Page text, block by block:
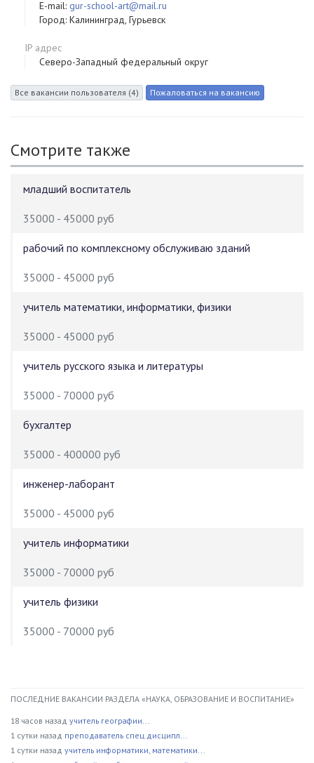
E-mail: gur-school-art@mail.ru
Город: Калининград, Гурьевск
IP адрес
Северо-Западный федеральный округ
Смотрите также
младший воспитатель
35000 - 45000 руб
рабочий по комплексному обслуживаю зданий
35000 - 45000 руб
учитель математики, информатики, физики
35000 - 45000 руб
учитель русского языка и литературы
35000 - 70000 руб
бухгалтер
35000 - 400000 руб
инженер-лаборант
35000 - 45000 руб
учитель информатики
35000 - 70000 руб
учитель физики
35000 - 70000 руб
ПОСЛЕДНИЕ ВАКАНСИИ РАЗДЕЛА «НАУКА, ОБРАЗОВАНИЕ И ВОСПИТАНИЕ»
18 часов назад учитель географии...
1 сутки назад преподаватель спец.дисципл...
1 сутки назад учитель информатики, математики...